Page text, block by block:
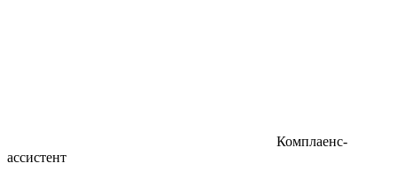
Комплаенс-
ассистент